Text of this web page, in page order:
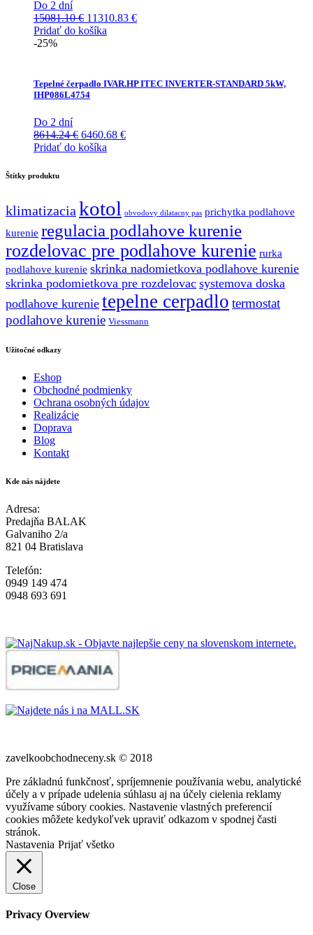
Do 2 dní
15081.10€ Pôvodná
cena
11310.83 €Aktuálna
Pridať do košíka
-25%
Tepelné čerpadlo IVAR.HP ITEC INVERTER-STANDARD 5kW,
IHP086L4754
Do 2 dní
8614.24€ Pôvodná
cena
6460.68 €Aktuálna
Pridať do košíka
Štítky produktu
klimatizacia kotol obvodovy dilatacny pas prichytka podlahove
kurenie regulacia podlahove kurenie
rozdelovac pre podlahove kurenie rurka
podlahove kurenie skrinka nadomietkova podlahove kurenie
skrinka podomietkova pre rozdelovac systemova doska
podlahove kurenie tepelne cerpadlo termostat
podlahove kurenie Viessmann
Užitočné odkazy
Eshop
Obchodné podmienky
Ochrana osobných údajov
Realizácie
Doprava
Blog
Kontakt
Kde nás nájdete
Adresa:
Predajňa BALAK
Galvaniho 2/a
821 04 Bratislava
Telefón:
0949 149 474
0948 693 691
zavelkoobchodneceny.sk © 2018
Pre základnú funkčnosť, spríjemnenie používania webu, analytické
účely a v prípade udelenia súhlasu aj na účely cielenia reklamy
využívame súbory cookies. Nastavenie vlastných preferencií
cookies môžete kedykoľvek upraviť odkazom v spodnej časti
stránok.
Nastavenia Prijať všetko
Close
Privacy Overview